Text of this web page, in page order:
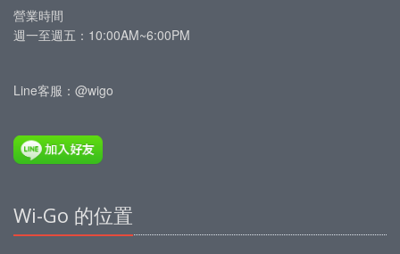
營業時間
週一至週五：10:00AM~6:00PM
Line客服：@wigo
Wi-Go 的位置